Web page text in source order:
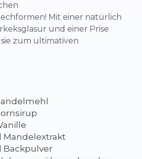
Mit einer natürlich
und einer Prise
zum ultimativen